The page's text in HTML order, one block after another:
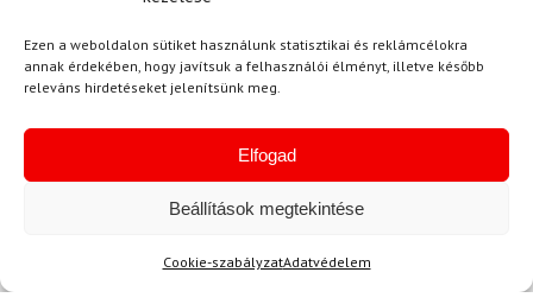
Ezen a weboldalon sütiket használunk statisztikai és reklámcélokra
annak érdekében, hogy javítsuk a felhasználói élményt, illetve később
releváns hirdetéseket jelenítsünk meg.
Elfogad
Beállítások megtekintése
Cookie-szabályzatAdatvédelem
8 580 Ft 7 390 Ft 50 700 Ft 44 830 Ft
-9%
Ingyenes szállítás